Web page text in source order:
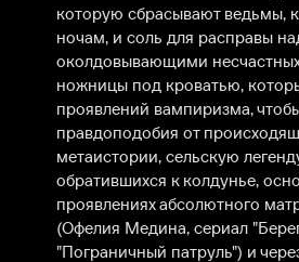
которую сбрасывают ведьмы,
ночам, и соль для расправы
околдовывающими
ножницы под кроватью,
проявлений вампиризма,
правдоподобия от
метаистории, сельскую
обратившихся к колдунье,
проявлениях абсолютного
(Офелия Медина, сериал
"Пограничный патруль") и